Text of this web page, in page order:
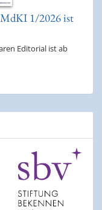
1/2026 ist
Editorial ist ab